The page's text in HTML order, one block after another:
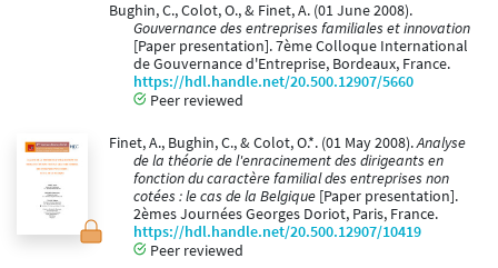
Bughin, C., Colot, O., & Finet, A. (01 June 2008).
Gouvernance des entreprises familiales et innovation
[Paper presentation]. 7ème Colloque International
de Gouvernance d'Entreprise, Bordeaux, France.
https://hdl.handle.net/20.500.12907/5660
Peer reviewed
Finet, A., Bughin, C., & Colot, O.*. (01 May 2008).Analyse
de la théorie de l'enracinement des dirigeants en
fonction du caractère familial des entreprises non
cotées : le cas de la Belgique [Paper presentation].
2èmes Journées Georges Doriot, Paris, France.
https://hdl.handle.net/20.500.12907/10419
Peer reviewed